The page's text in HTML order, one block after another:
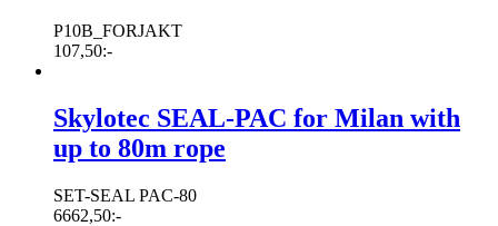
P10B_FORJAKT
107,50:-
Skylotec SEAL-PAC for Milan with
up to 80m rope
SET-SEAL PAC-80
6662,50:-